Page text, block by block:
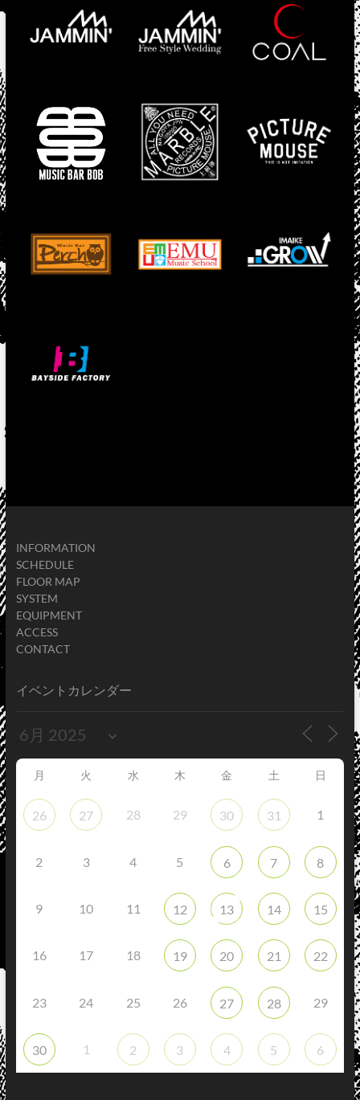
INFORMATION
SCHEDULE
FLOOR MAP
SYSTEM
EQUIPMENT
ACCESS
CONTACT
イベントカレンダー
月 火 水 木 金 土 日
26 27 28 29 30 31 1
2 3 4 5 6 7 8
9 10 11 12 13 14 15
16 17 18 19 20 21 22
23 24 25 26 27 28 29
30 1 2 3 4 5 6